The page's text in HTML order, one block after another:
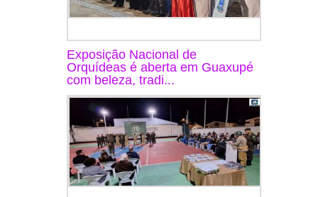
Exposição Nacional de
Orquídeas é aberta em Guaxupé
com beleza, tradi...